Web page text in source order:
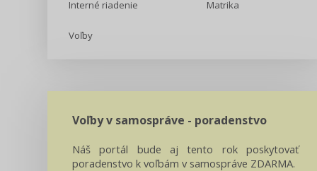
Interné riadenie Matrika
Voľby
Voľby v samospráve - poradenstvo
Náš portál bude aj tento rok poskytovať
poradenstvo k voľbám v samospráve ZDARMA.